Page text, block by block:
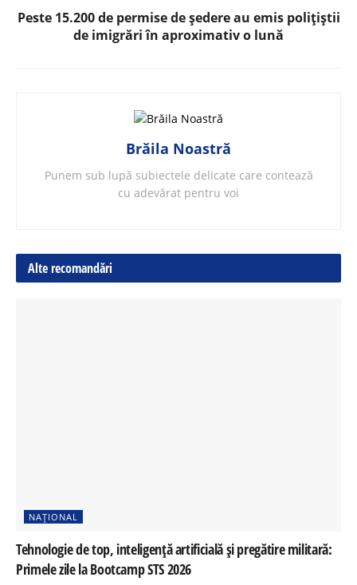
Peste 15.200 de permise de ședere au emis polițiștii
de imigrări în aproximativ o lună
Brăila Noastră
Punem sub lupă subiectele delicate care contează
cu adevărat pentru voi
Alte recomandări
NAȚIONAL
Tehnologie de top, inteligență artificială și pregătire militară:
Primele zile la Bootcamp STS 2026